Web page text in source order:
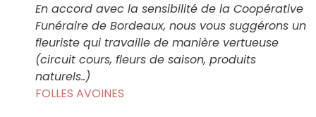
En accord avec la sensibilité de la Coopérative
Funéraire de Bordeaux, nous vous suggérons un
fleuriste qui travaille de manière vertueuse
(circuit cours, fleurs de saison, produits
naturels..)
FOLLES AVOINES